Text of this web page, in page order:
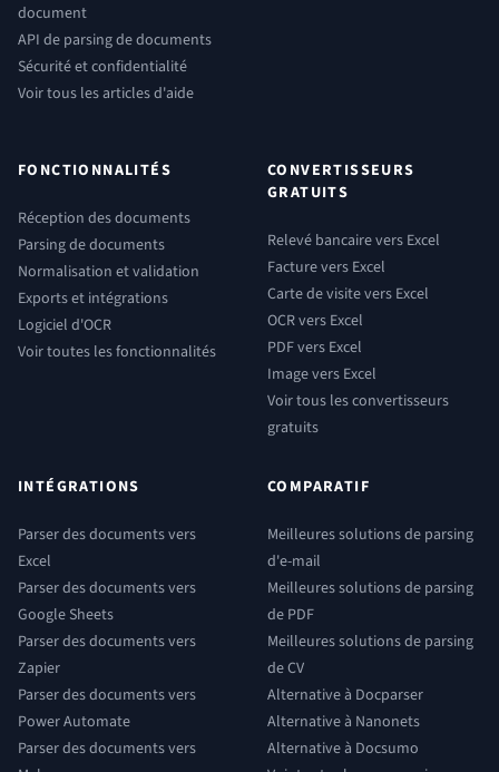
document
API de parsing de documents
Sécurité et confidentialité
Voir tous les articles d'aide
FONCTIONNALITÉS
Réception des documents
Parsing de documents
Normalisation et validation
Exports et intégrations
Logiciel d'OCR
Voir toutes les fonctionnalités
CONVERTISSEURS
GRATUITS
Relevé bancaire vers Excel
Facture vers Excel
Carte de visite vers Excel
OCR vers Excel
PDF vers Excel
Image vers Excel
Voir tous les convertisseurs
gratuits
INTÉGRATIONS
Parser des documents vers
Excel
Parser des documents vers
Google Sheets
Parser des documents vers
Zapier
Parser des documents vers
Power Automate
Parser des documents vers
COMPARATIF
Meilleures solutions de parsing
d'e-mail
Meilleures solutions de parsing
de PDF
Meilleures solutions de parsing
de CV
Alternative à Docparser
Alternative à Nanonets
Alternative à Docsumo